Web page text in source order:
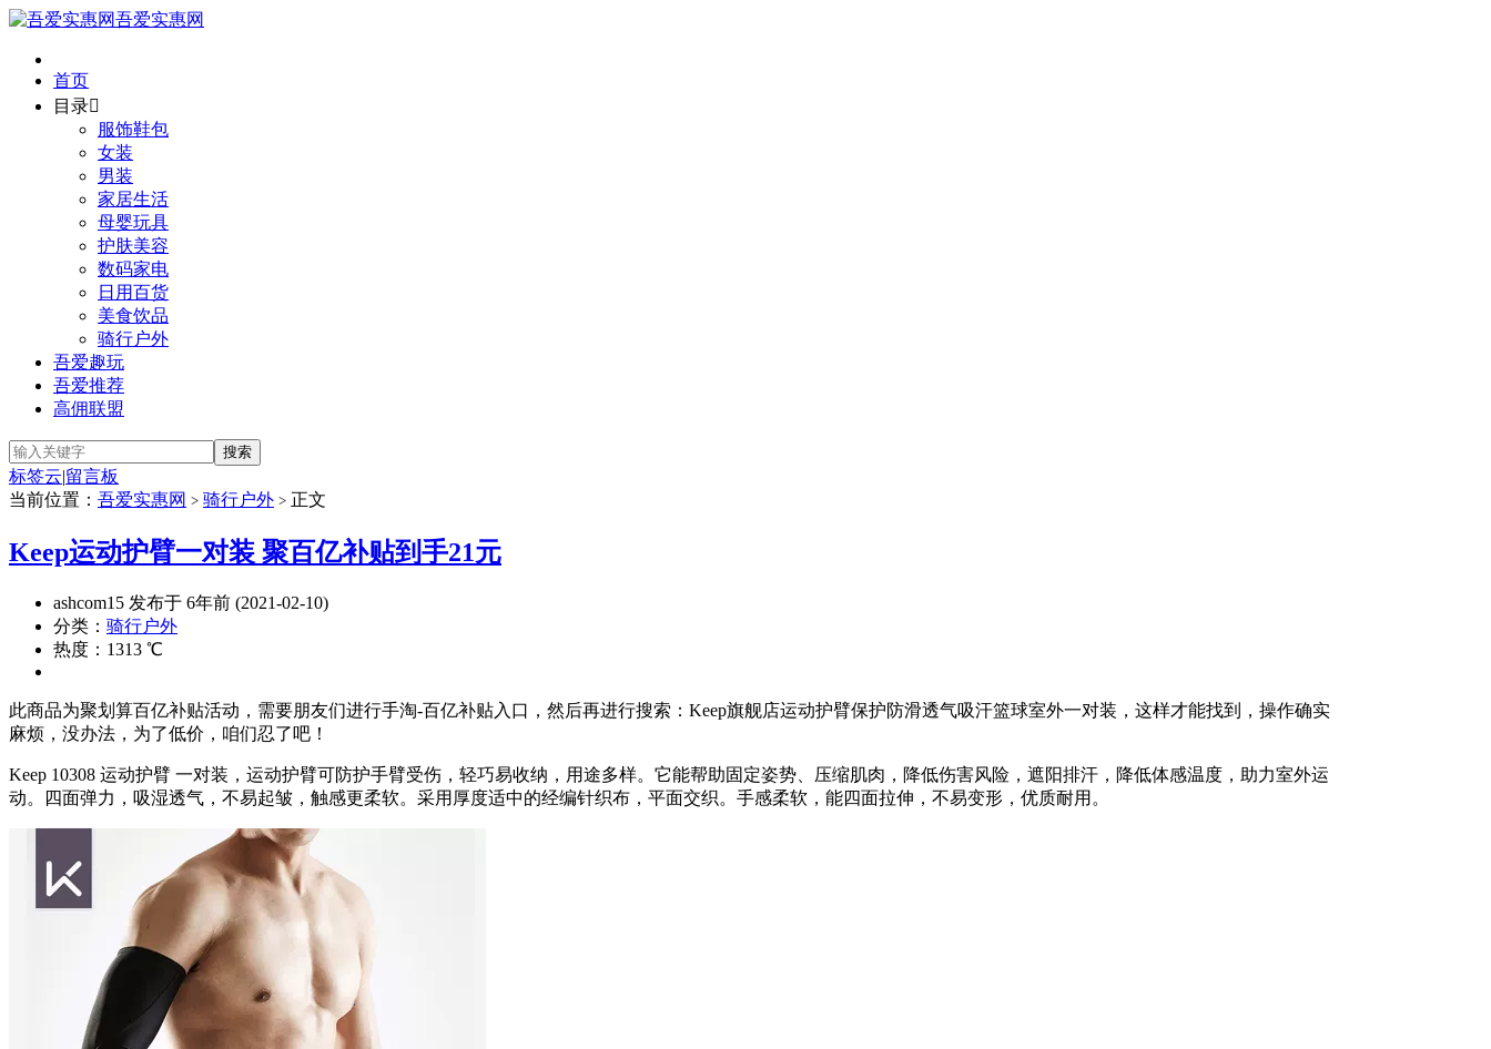
吾爱实惠网
首页
目录
服饰鞋包
女装
男装
家居生活
母婴玩具
护肤美容
数码家电
日用百货
美食饮品
骑行户外
吾爱趣玩
吾爱推荐
高佣联盟
标签云|留言板
当前位置： 吾爱实惠网 > 骑行户外 > 正文
Keep运动护臂一对装 聚百亿补贴到手21元
ashcom15 发布于 6年前 (2021-02-10)
分类： 骑行户外
热度：1313 ℃
此商品为聚划算百亿补贴活动，需要朋友们进行手淘-百亿补贴入口，然后再进行搜索：Keep旗舰店运动护臂保护防滑透气吸汗篮球室外一对装，这样才能找到，操作确实
麻烦，没办法，为了低价，咱们忍了吧！
Keep 10308 运动护臂 一对装，运动护臂可防护手臂受伤，轻巧易收纳，用途多样。它能帮助固定姿势、压缩肌肉，降低伤害风险，遮阳排汗，降低体感温度，助力室外运
动。四面弹力，吸湿透气，不易起皱，触感更柔软。采用厚度适中的经编针织布，平面交织。手感柔软，能四面拉伸，不易变形，优质耐用。